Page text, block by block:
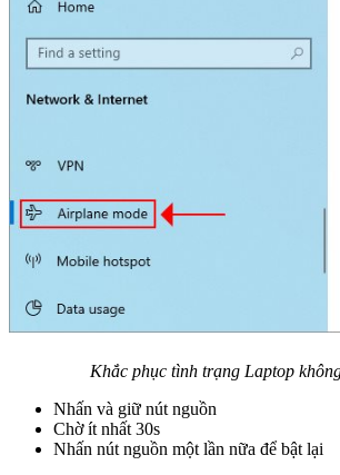
Khắc phục tình trạng Laptop
Nhấn và giữ nút nguồn
Chờ ít nhất 30s
Nhấn nút nguồn một lần nữa để bật lại